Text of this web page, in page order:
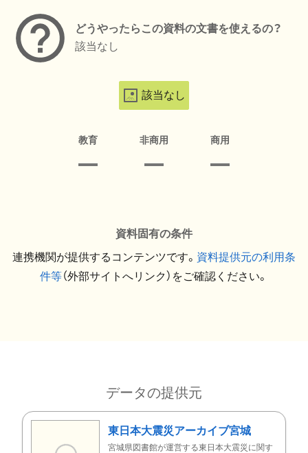
どうやったらこの資料の文書を使えるの？
該当なし
該当なし
教育 非商用 商用
資料固有の条件
連携機関が提供するコンテンツです。 資料提供元の利用条
件等（外部サイトへリンク）をご確認ください。
データの提供元
東日本大震災アーカイブ宮城
宮城県図書館が運営する東日本大震災に関す